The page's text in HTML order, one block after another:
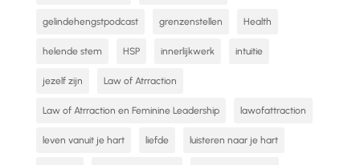
gelindehengstpodcast grenzenstellen Health
helende stem HSP innerlijkwerk intuitie
jezelf zijn Law of Atrraction
Law of Atrraction en Feminine Leadership lawofattraction
leven vanuit je hart liefde luisteren naar je hart